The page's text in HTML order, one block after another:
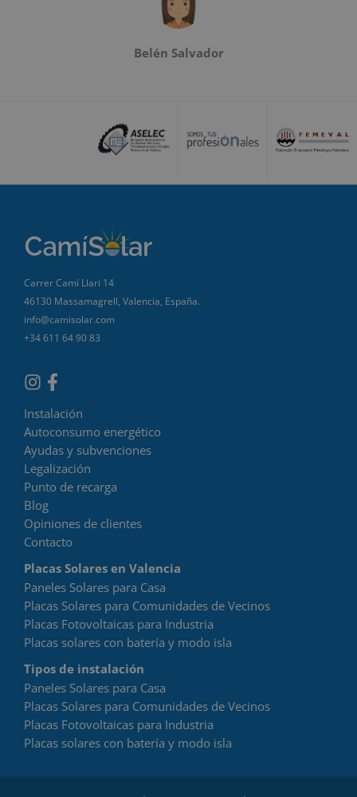
Belén Salvador
Carrer Camí Llari 14
46130 Massamagrell, Valencia, España.
info@camisolar.com
+34 611 64 90 83
Instalación
Autoconsumo energético
Ayudas y subvenciones
Legalización
Punto de recarga
Blog
Opiniones de clientes
Contacto
Placas Solares en Valencia
Paneles Solares para Casa
Placas Solares para Comunidades de Vecinos
Placas Fotovoltaicas para Industria
Placas solares con batería y modo isla
Tipos de instalación
Paneles Solares para Casa
Placas Solares para Comunidades de Vecinos
Placas Fotovoltaicas para Industria
Placas solares con batería y modo isla